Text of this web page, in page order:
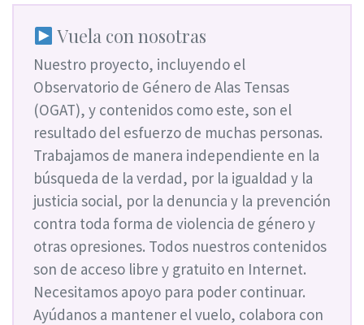
Vuela con nosotras
Nuestro proyecto, incluyendo el
Observatorio de Género de Alas Tensas
(OGAT), y contenidos como este, son el
resultado del esfuerzo de muchas personas.
Trabajamos de manera independiente en la
búsqueda de la verdad, por la igualdad y la
justicia social, por la denuncia y la prevención
contra toda forma de violencia de género y
otras opresiones. Todos nuestros contenidos
son de acceso libre y gratuito en Internet.
Necesitamos apoyo para poder continuar.
Ayúdanos a mantener el vuelo, colabora con